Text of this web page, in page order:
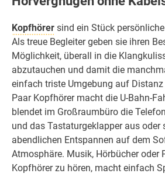
Kopfhörer sind ein Stück
Als treue Begleiter geben sie ihren
Möglichkeit, überall in die
abzutauchen und damit die
einfach triste Umgebung auf
Paar Kopfhörer macht die U-Bahn-
blendet im Großraumbüro die
und das Tastaturgeklapper aus oder
abendlichen Entspannen auf dem
Atmosphäre. Musik, Hörbücher oder
Kopfhörer zu hören, macht einfach